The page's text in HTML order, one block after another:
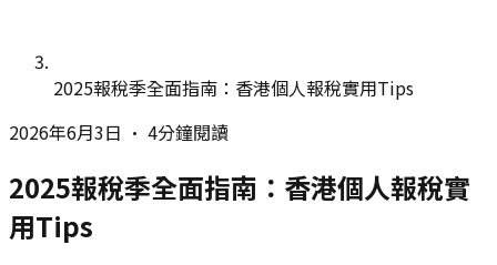
2025報稅季全面指南：香港個人報稅實用Tips
2026年6月3日 • 4分鐘閱讀
2025報稅季全面指南：香港個人報稅實
用Tips